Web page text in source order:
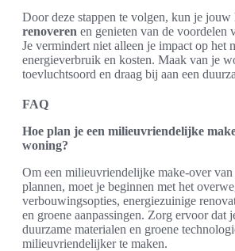
Door deze stappen te volgen, kun je jouw
renoveren en genieten van de voordelen
Je vermindert niet alleen je impact op het
energieverbruik en kosten. Maak van je
toevluchtsoord en draag bij aan een
FAQ
Hoe plan je een milieuvriendelijke
woning?
Om een milieuvriendelijke make-over
plannen, moet je beginnen met het
verbouwingsopties, energiezuinige
en groene aanpassingen. Zorg ervoor dat
duurzame materialen en groene
milieuvriendelijker te maken.